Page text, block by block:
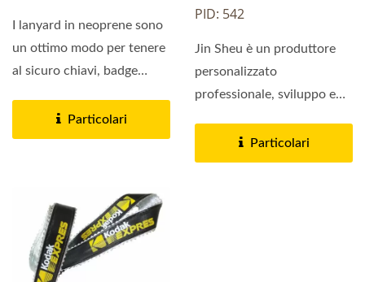
I lanyard in neoprene sono
un ottimo modo per tenere
al sicuro chiavi, badge
Particolari
PID: 542
Jin Sheu è un produttore
personalizzato
professionale, sviluppo e
Particolari